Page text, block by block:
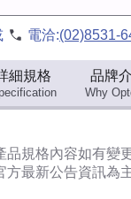
電洽:(02)8531-
細規格 品牌
Why
品規格內容如有變
最新公告資訊為主